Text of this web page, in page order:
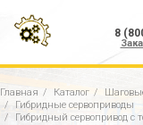
8
Главная Каталог
Гибридные сервоприводы
Гибридный сервопривод с